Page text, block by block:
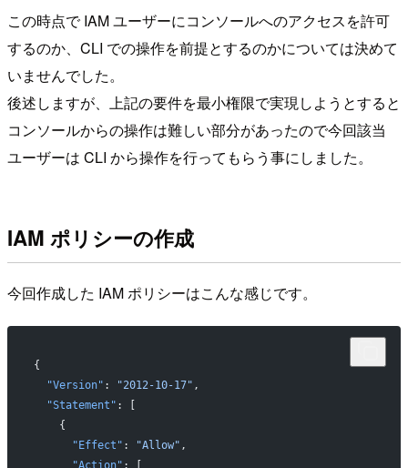
この時点で IAM ユーザーにコンソールへのアクセスを許可
するのか、CLI での操作を前提とするのかについては決めて
いませんでした。
後述しますが、上記の要件を最小権限で実現しようとすると
コンソールからの操作は難しい部分があったので今回該当
ユーザーは CLI から操作を行ってもらう事にしました。
IAM ポリシーの作成
今回作成した IAM ポリシーはこんな感じです。
{
  "Version"
: "2012-10-17" ,
  "Statement"
: [
    {
      "Effect"
: "Allow" ,
      "Action"
: [